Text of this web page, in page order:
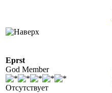
Eprst
God Member
Отсутствует